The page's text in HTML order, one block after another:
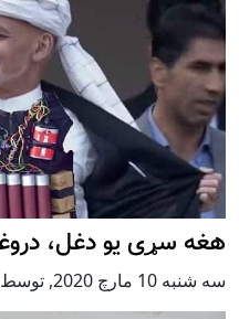
هغه سړی یو دغل،
سه شنبه 10 مارچ 2020 , توسط